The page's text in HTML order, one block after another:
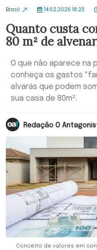
Brasil 14.02.2026 18:23
Quanto custa
80 m² de
O que não aparece na
conheça os gastos
alvarás que podem
sua casa de 80m².
Redação O
Conceito de valores em